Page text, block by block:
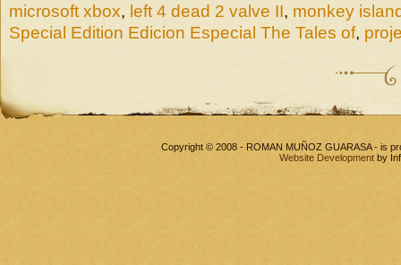
microsoft xbox, left 4 dead 2 valve II, monkey
Special Edition Edicion Especial The Tales of,
Copyright © 2008 - ROMAN MUÑOZ GUARASA - is
Website Development by